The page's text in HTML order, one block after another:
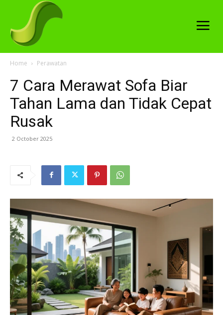
Home Perawatan
7 Cara Merawat Sofa Biar
Tahan Lama dan Tidak Cepat
Rusak
2 October 2025